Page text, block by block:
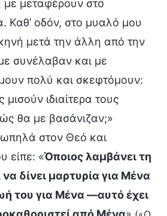
με μεταφέρουν στο
Καθ’ οδόν, στο μυαλό μου
μετά την άλλη από την
συνέλαβαν και με
πολύ και σκεφτόμουν:
μισούν ιδιαίτερα τους
θα με βασάνιζαν;»
στον Θεό και
είπε: «Όποιος λαμβάνει τη
δίνει μαρτυρία για Μένα
του για Μένα —αυτό έχει